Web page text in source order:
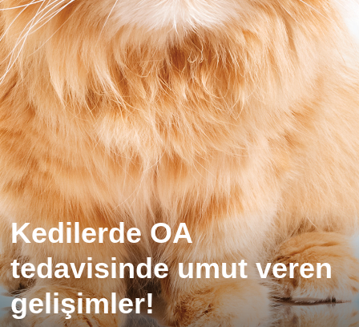
Kedilerde OA
tedavisinde umut veren
gelişimler!